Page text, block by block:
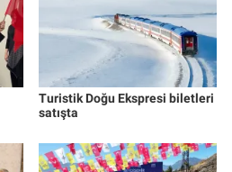
Turistik Doğu Ekspresi biletleri
satışta